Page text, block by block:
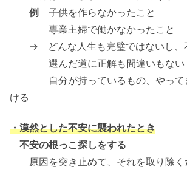
例 子供を作らなかったこと
専業主婦で働かなかったこと
→ どんな人生も完璧ではないし、
選んだ道に正解も間違いもない
自分が持っているもの、やってき
ける
・漠然とした不安に襲われたとき
不安の根っこ探しをする
原因を突き止めて、それを取り除く